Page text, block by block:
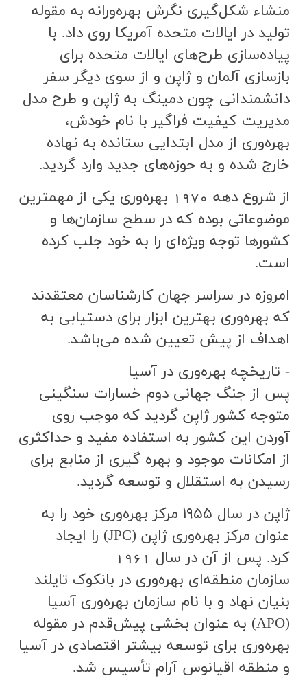
منشاء شكل‌گيري نگرش بهره‌ورانه به مقوله
توليد در ايالات متحده آمريكا روي داد. با
پياده‌سازي طرح‌هاي ايالات متحده براي
بازسازي آلمان و ژاپن و از سوي ديگر سفر
دانشمنداني چون دمينگ به ژاپن و طرح مدل
مديريت كيفيت فراگير با نام خودش،
بهره‌وري از مدل ابتدايي ستانده به نهاده
خارج شده و به حوزه‌هاي جديد وارد گرديد.
از شروع دهه 1970 بهره‌وري يكي از مهمترين
موضوعاتي بوده كه در سطح سازمان‌ها و
كشورها توجه ويژه‌اي را به خود جلب كرده
است.
امروزه در سراسر جهان كارشناسان معتقدند
كه بهره‌وري بهترين ابزار براي دستيابي به
اهداف از پيش تعيين شده مي‌باشد.
- تاريخچه بهره‌وري در آسيا
پس از جنگ جهاني دوم خسارات سنگيني
متوجه كشور ژاپن گرديد كه موجب روي
آوردن اين كشور به استفاده مفيد و حداكثري
از امكانات موجود و بهره گیری از منابع براي
رسيدن به استقلال و توسعه گرديد.
ژاپن در سال ۱۹۵۵ مركز بهره‌وري خود را به
عنوان مركز بهره‌وري ژاپن (JPC) را ایجاد
کرد. پس از آن در سال 1961
سازمان منطقه‌اي بهره‌وري در بانكوک تايلند
بنیان نهاد و با نام سازمان بهره‌وري آسيا
(APO) به عنوان بخشي پيش‌قدم در مقوله
بهره‌وري براي توسعه بيشتر اقتصادي در آسيا
و منطقه اقيانوس آرام تأسيس شد.